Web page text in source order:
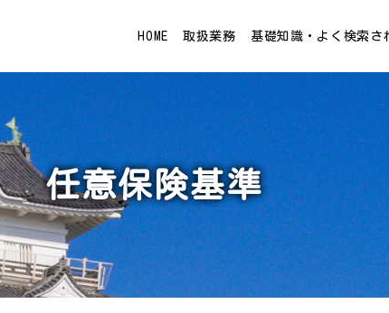
HOME 取扱業務 基礎知識・よく検索さ
任意保険基準